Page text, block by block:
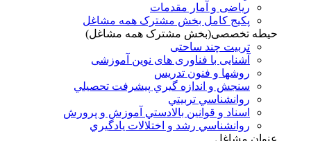
ریاضی و آمار مقدمات
پکیج کامل بخش مشترک همه مشاغل
حیطه تخصصی(بخش مشترک همه مشاغل)
تربیت چند ساحتی
آشنایی با فناوری های نوین آموزشی
روشها و فنون تدريس
سنجش و اندازه گيري پيشرفت تحصيلي
روانشناسي تربيتي
اسناد و قوانين بالادستي آموزش و پرورش
روانشناسي رشد و اختلالات يادگيري
عنوان مشاغل